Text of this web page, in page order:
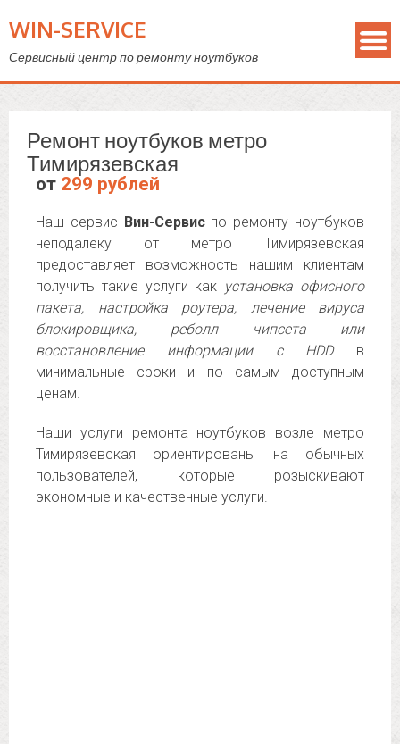
WIN-SERVICE
Сервисный центр по ремонту ноутбуков
Ремонт ноутбуков метро
Тимирязевская
от 299 рублей
Наш сервис Вин-Сервиспо ремонту ноутбуков
неподалеку от метро Тимирязевская
предоставляет возможность нашим клиентам
получить такие услуги как установка офисного
пакета, настройка роутера, лечение вируса
блокировщика, реболл чипсета или
восстановление информации с HDDв
минимальные сроки и по самым доступным
ценам.
Наши услуги ремонта ноутбуков возле метро
Тимирязевская ориентированы на обычных
пользователей, которые розыскивают
экономные и качественные услуги.